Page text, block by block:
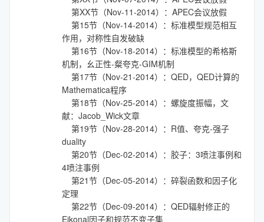
第XX节（Nov-11-2014）：APEC会议放假
第15节（Nov-14-2014）：标准模型规范相互
作用，对称性自发破缺
第16节（Nov-18-2014）：标准模型的希格斯
机制，幺正性-粲夸克-GIM机制
第17节（Nov-21-2014）：QED，QED计算的
Mathematica程序
第18节（Nov-25-2014）：螺旋度振幅，文
献：Jacob_Wick文章
第19节（Nov-28-2014）：R值、夸克-强子
duality
第20节（Dec-02-2014）：胶子：3喷注事例和
4喷注事例
第21节（Dec-05-2014）：碎裂函数和因子化
定理
第22节（Dec-09-2014）：QED辐射修正的
Eikonal因子和规范不变子集